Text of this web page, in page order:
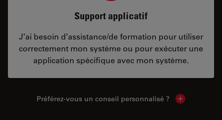
Support applicatif
J’ai besoin d’assistance/de formation pour utiliser
correctement mon système ou pour exécuter une
application spécifique avec mon système.
Préférez-vous un conseil personnalisé ? Show local